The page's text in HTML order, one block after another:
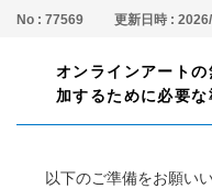
No : 77569 更新日時 :
オンラインアート
加するために必要
以下のご準備をお願い